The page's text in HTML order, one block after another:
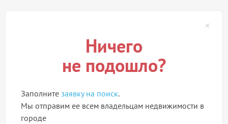
Ничего
не подошло?
Заполните заявку на поиск.
Мы отправим ее всем владельцам недвижимости в
городе